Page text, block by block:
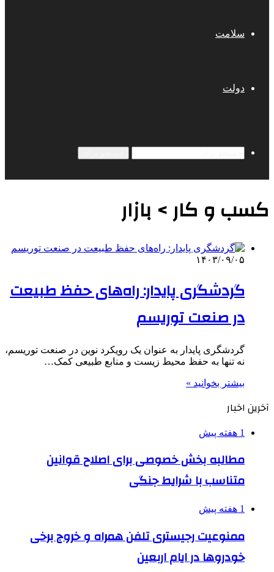
سلامت
دولت
کسب و کار > بازار
۱۴۰۳/۰۹/۰۵
گردشگری پایدار: راه‌های حفظ طبیعت
در صنعت توریسم
گردشگری پایدار به عنوان یک رویکرد نوین در صنعت توریسم،
نه تنها به حفظ محیط زیست و منابع طبیعی کمک…
بیشتر بخوانید »
آخرین اخبار
1 هفته پیش
مطالبه بخش خصوصی برای اصلاح قوانین
متناسب با شرایط جنگی
1 هفته پیش
ممنوعیت رجیستری تلفن همراه و خروج برخی
خودروها در ایام اربعین